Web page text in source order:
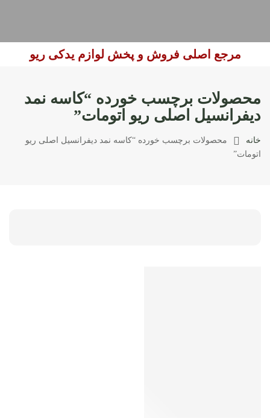
مرجع اصلی فروش و پخش لوازم یدکی ریو
محصولات برچسب خورده “کاسه نمد
دیفرانسیل اصلی ریو اتومات”
خانه
محصولات برچسب خورده “کاسه نمد دیفرانسیل اصلی ریو
اتومات”